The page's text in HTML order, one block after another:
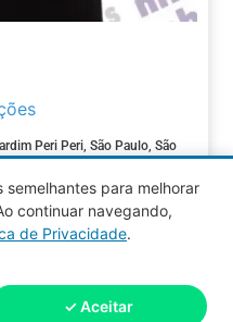
Peri Peri, São Paulo, São
para melhorar
continuar navegando,
de Privacidade.
✓ Aceitar